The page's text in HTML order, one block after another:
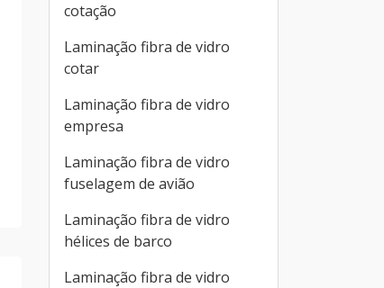
cotação
Laminação fibra de vidro
cotar
Laminação fibra de vidro
empresa
Laminação fibra de vidro
fuselagem de avião
Laminação fibra de vidro
hélices de barco
Laminação fibra de vidro